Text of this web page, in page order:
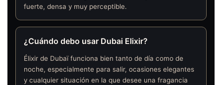
fuerte, densa y muy perceptible.
¿Cuándo debo usar Dubai Elixir?
Élixir de Dubaï funciona bien tanto de día como de
noche, especialmente para salir, ocasiones elegantes
y cualquier situación en la que desee una fragancia